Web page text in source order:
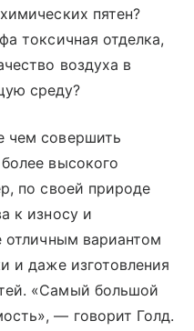
пятен?
токсичная отделка,
воздуха в
среду?
чем совершить
высокого
по своей природе
к износу и
отличным вариантом
и даже изготовления
«Самый большой
— говорит Голд.